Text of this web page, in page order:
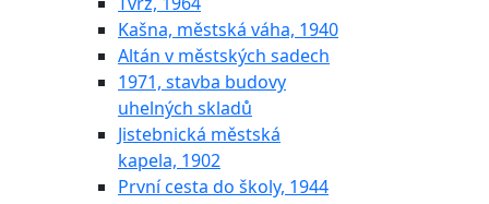
Kašna, městská váha, 1940
Altán v městských sadech
1971, stavba budovy
uhelných skladů
Jistebnická městská
kapela, 1902
První cesta do školy, 1944